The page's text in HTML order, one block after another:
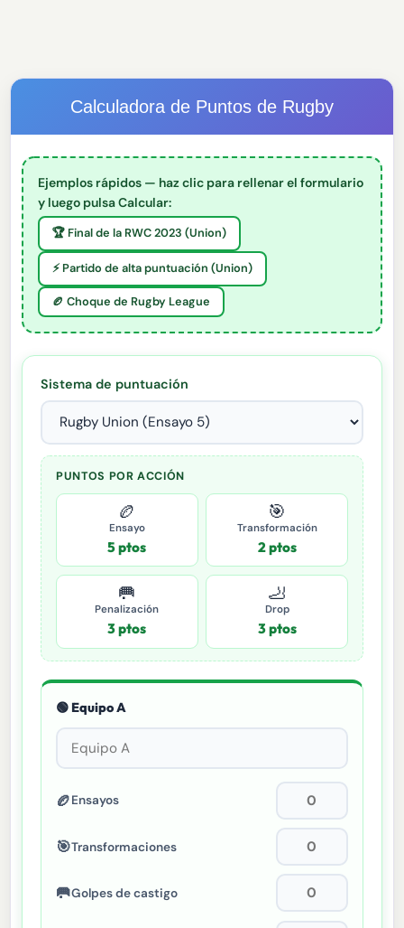
Calculadora de Puntos de Rugby
Ejemplos rápidos — haz clic para rellenar el formulario
y luego pulsa Calcular:
🏆 Final de la RWC 2023 (Union)
⚡ Partido de alta puntuación (Union)
🏉 Choque de Rugby League
Sistema de puntuación
PUNTOS POR ACCIÓN
🏉
Ensayo
5 ptos
🎯
Transformación
2 ptos
🥅
Penalización
3 ptos
🦶
Drop
3 ptos
🟢 Equipo A
🏉Ensayos
🎯Transformaciones
🥅Golpes de castigo